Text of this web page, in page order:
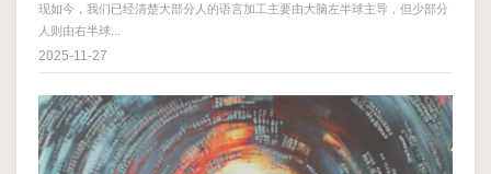
现如今，我们已经清楚大部分人的语言加工主要由大脑左半球主导，但少部分
人则由右半球...
2025-11-27